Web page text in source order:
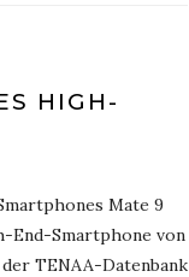
HIGH-
Mate 9
End-Smartphone von
TENAA-Datenbank